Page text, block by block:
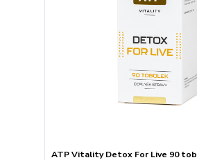
ATP Vitality Detox For Live 90 tob